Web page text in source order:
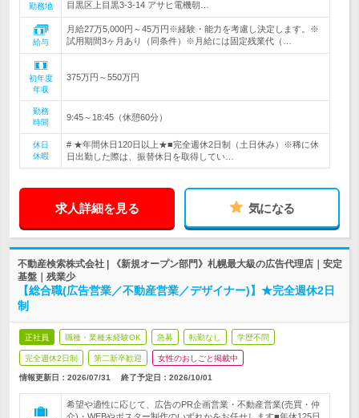
勤務地
目黒区上目黒3-3-14 アサヒ電機朝…
給与
月給27万5,000円～45万円※経験・能力を考慮し決定します。※
試用期間3ヶ月あり（同条件）※月給には固定残業代（…
初年度
年収
375万円～550万円
勤務
時間
9:45～18:45（休憩60分）
休日
休暇
# ★年間休日120日以上★■完全週休2日制（土日休み）※稀に休
日出勤した際は、振替休日を取得してい…
求人詳細を見る 気になる
不動産検索株式会社 | 《新規オープン部門》札幌最大級の広告代理店｜安定
基盤｜残業少
【総合職(広告営業／不動産営業／デザイナー)】★完全週休2日
制
正社員 職種・業種未経験OK 急募 転勤なし 学歴不問
完全週休2日制 第二新卒歓迎 女性のおしごと掲載中
情報更新日：2026/07/31 終了予定日： 2026/10/01
希望や適性に応じて、広告のPR企画営業・不動産営業(売買・仲